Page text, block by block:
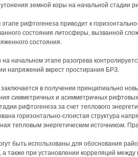
земной коры на начальной стадии
рифтогенеза приводит к
состояния литосферы, вызванной
состояния.
начальном этапе разогрева
напряжений вкрест простирания БРЗ.
в получении принципиально
симметричных и асимметричных
рифтогенеза за счет теплового
горизонтально-слоистая структура
тепловым энергетическим источником.
быть использованы для обоснования
а также при установлении корреляций